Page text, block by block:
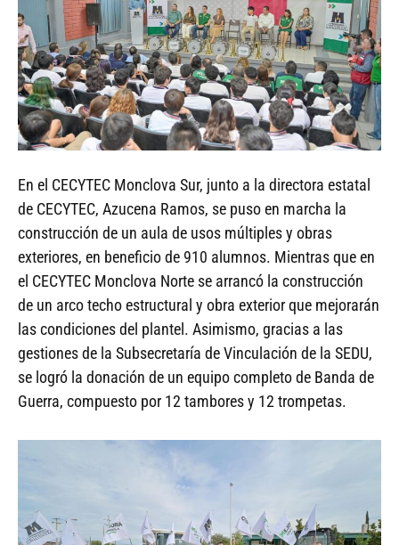
En el CECYTEC Monclova Sur, junto a la directora estatal
de CECYTEC, Azucena Ramos, se puso en marcha la
construcción de un aula de usos múltiples y obras
exteriores, en beneficio de 910 alumnos. Mientras que en
el CECYTEC Monclova Norte se arrancó la construcción
de un arco techo estructural y obra exterior que mejorarán
las condiciones del plantel. Asimismo, gracias a las
gestiones de la Subsecretaría de Vinculación de la SEDU,
se logró la donación de un equipo completo de Banda de
Guerra, compuesto por 12 tambores y 12 trompetas.